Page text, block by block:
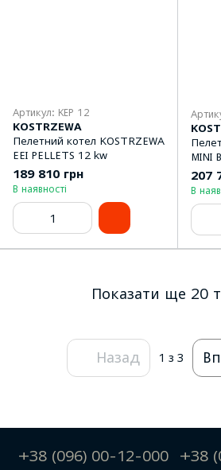
Артикул: KEP 12
KOSTRZEWA
Пелетний котел KOSTRZEWA
EEI PELLETS 12 kw
189 810 грн
В наявності
MINI
207
В
Показати ще 20
Назад 1 з 3
+38 (096) 00-12-000 +38